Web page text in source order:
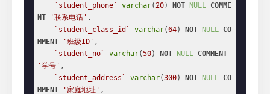
`student_phone`
varchar(20) NOT NULL COMME
NT
'联系电话' ,
`student_class_id`
varchar(64) NOT NULL CO
MMENT
'班级ID' ,
`student_no`
varchar(50) NOT NULL COMMENT
'学号' ,
`student_address`
varchar(300) NOT NULL CO
MMENT
'家庭地址' ,